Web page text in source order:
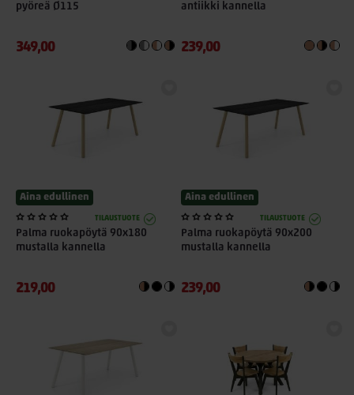
pyöreä Ø115
349,00
antiikki kannella
239,00
Aina edullinen
TILAUSTUOTE
Palma ruokapöytä 90x180
mustalla kannella
219,00
Aina edullinen
TILAUSTUOTE
Palma ruokapöytä 90x200
mustalla kannella
239,00